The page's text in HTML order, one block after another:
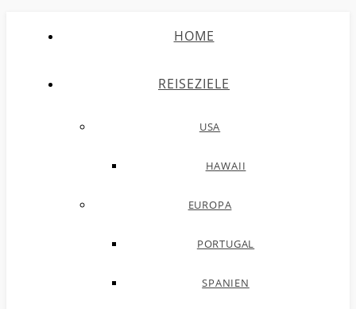
HOME
REISEZIELE
USA
HAWAII
EUROPA
PORTUGAL
SPANIEN